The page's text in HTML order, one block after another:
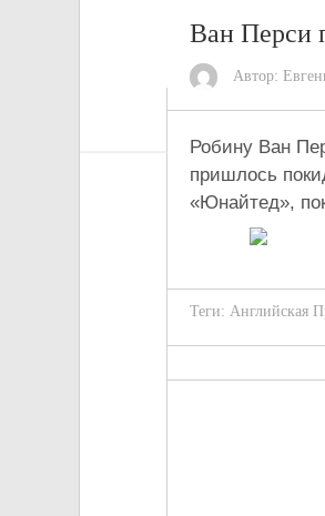
Ван Перси
Автор:
Робину Ван
пришлось
«Юнайтед»,
Теги: Английская